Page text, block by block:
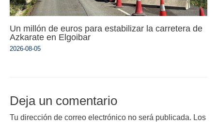
Un millón de euros para estabilizar la carretera de
Azkarate en Elgoibar
2026-08-05
Deja un comentario
Tu dirección de correo electrónico no será publicada. Los